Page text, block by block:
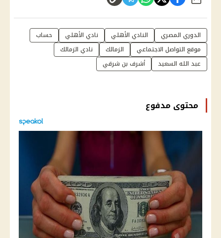
الدوري المصري النادي الأهلي نادي الأهلي
حساب
موقع التواصل الاجتماعي
الزمالك
نادي الزمالك
عبد الله السعيد
أشرف بن شرقي
محتوى مدفوع